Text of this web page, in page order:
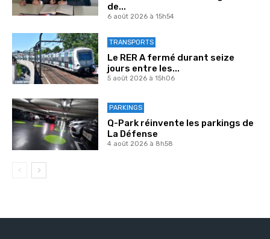
de...
6 août 2026 à 15h54
TRANSPORTS
Le RER A fermé durant seize
jours entre les...
5 août 2026 à 15h06
PARKINGS
Q-Park réinvente les parkings de
La Défense
4 août 2026 à 8h58